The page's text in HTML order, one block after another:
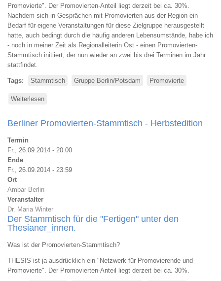
Promovierte". Der Promovierten-Anteil liegt derzeit bei ca. 30%.
Nachdem sich in Gesprächen mit Promovierten aus der Region ein
Bedarf für eigene Veranstaltungen für diese Zielgruppe herausgestellt
hatte, auch bedingt durch die häufig anderen Lebensumstände, habe ich
- noch in meiner Zeit als Regionalleiterin Ost - einen Promovierten-
Stammtisch initiiert, der nun wieder an zwei bis drei Terminen im Jahr
stattfindet.
Tags Stammtisch Gruppe Berlin/Potsdam Promovierte
Weiterlesen
Promovierten-
Stammtisch
Berliner Promovierten-Stammtisch - Herbstedition
Termin
Fr., 26.09.2014 - 20:00
Ende
Fr., 26.09.2014 - 23:59
Ort
Ambar Berlin
Veranstalter
Dr. Maria Winter
Der Stammtisch für die "Fertigen" unter den
Thesianer_innen.
Was ist der Promovierten-Stammtisch?
THESIS ist ja ausdrücklich ein "Netzwerk für Promovierende und
Promovierte". Der Promovierten-Anteil liegt derzeit bei ca. 30%.